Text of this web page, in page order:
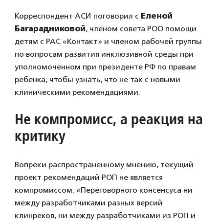
Корреспондент АСИ поговорил с Еленой
Багарадниковой, членом совета РОО помощи
детям с РАС «Контакт» и членом рабочей группы
по вопросам развития инклюзивной среды при
уполномоченном при президенте РФ по правам
ребенка, чтобы узнать, что не так с новыми
клиническими рекомендациями.
Не компромисс, а реакция на
критику
Вопреки распространенному мнению, текущий
проект рекомендаций РОП не является
компромиссом. «Переговорного консенсуса ни
между разработчиками разных версий
клинреков, ни между разработчиками из РОП и